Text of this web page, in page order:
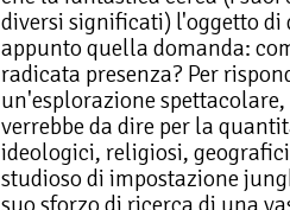
diversi significati) l'oggetto di
appunto quella domanda:
radicata presenza? Per
un'esplorazione
verrebbe da dire per la
ideologici, religiosi,
studioso di impostazione